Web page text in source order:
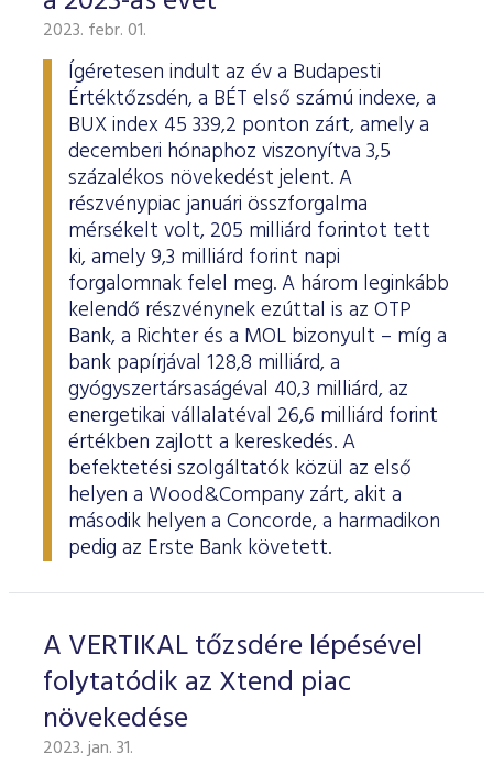
2023. febr. 01.
Ígéretesen indult az év a Budapesti
Értéktőzsdén, a BÉT első számú indexe, a
BUX index 45 339,2 ponton zárt, amely a
decemberi hónaphoz viszonyítva 3,5
százalékos növekedést jelent. A
részvénypiac januári összforgalma
mérsékelt volt, 205 milliárd forintot tett
ki, amely 9,3 milliárd forint napi
forgalomnak felel meg. A három leginkább
kelendő részvénynek ezúttal is az OTP
Bank, a Richter és a MOL bizonyult – míg a
bank papírjával 128,8 milliárd, a
gyógyszertársaságéval 40,3 milliárd, az
energetikai vállalatéval 26,6 milliárd forint
értékben zajlott a kereskedés. A
befektetési szolgáltatók közül az első
helyen a Wood&Company zárt, akit a
második helyen a Concorde, a harmadikon
pedig az Erste Bank követett.
A VERTIKAL tőzsdére lépésével
folytatódik az Xtend piac
növekedése
2023. jan. 31.